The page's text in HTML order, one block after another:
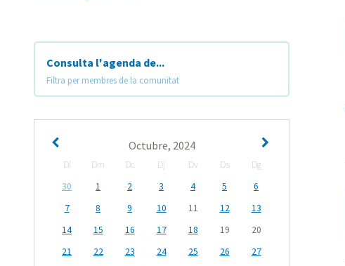
Consulta l'agenda de...
Filtra per membres de la comunitat
Octubre, 2024
Dl Dm Dc Dj Dv Ds
Dg
30
1 2 3 4 5
6
7
8 9 10 11 12
13
14
15 16 17 18 19
20
21
22 23 24 25 26
27